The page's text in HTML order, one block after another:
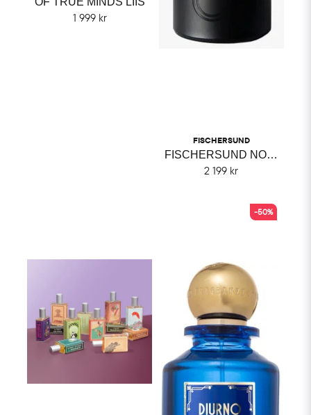
1 999 kr
FISCHERSUND
FISCHERSUND NO. 23
2 199 kr
-50%